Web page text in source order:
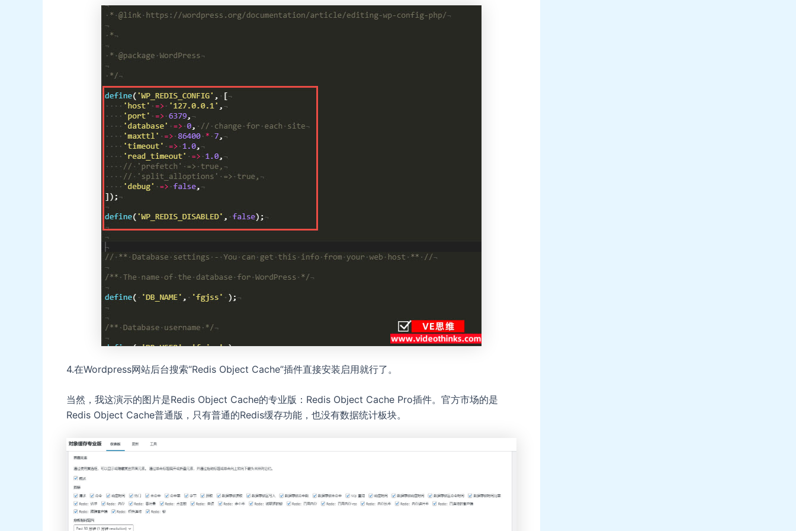
4.在Wordpress网站后台搜索“Redis Object Cache”插件直接安装启用就行了。
当然，我这演示的图片是Redis Object Cache的专业版：Redis Object Cache Pro插件。官方市场的是
Redis Object Cache普通版，只有普通的Redis缓存功能，也没有数据统计板块。